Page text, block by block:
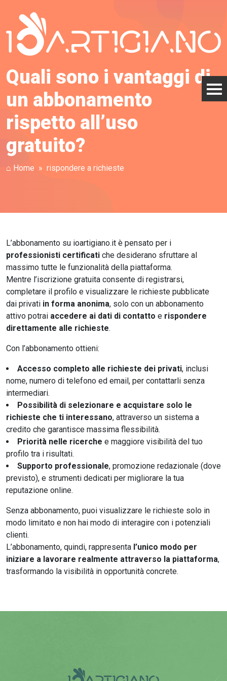
Quali sono i vantaggi di
un abbonamento
rispetto all’uso
gratuito?
⌂ Home rispondere a richieste
L’abbonamento su ioartigiano.it è pensato per i
professionisti certificati che desiderano sfruttare al
massimo tutte le funzionalità della piattaforma.
Mentre l’iscrizione gratuita consente di registrarsi,
completare il profilo e visualizzare le richieste pubblicate
dai privati in forma anonima, solo con un abbonamento
attivo potrai accedere ai dati di contatto e rispondere
direttamente alle richieste.
Con l’abbonamento ottieni:
Accesso completo alle richieste dei privati, inclusi
nome, numero di telefono ed email, per contattarli senza
intermediari.
Possibilità di selezionare e acquistare solo le
richieste che ti interessano, attraverso un sistema a
credito che garantisce massima flessibilità.
Priorità nelle ricerche e maggiore visibilità del tuo
profilo tra i risultati.
Supporto professionale, promozione redazionale (dove
previsto), e strumenti dedicati per migliorare la tua
reputazione online.
Senza abbonamento, puoi visualizzare le richieste solo in
modo limitato e non hai modo di interagire con i potenziali
clienti.
L’abbonamento, quindi, rappresenta l’unico modo per
iniziare a lavorare realmente attraverso la piattaforma,
trasformando la visibilità in opportunità concrete.